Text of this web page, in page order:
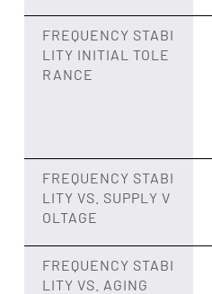
FREQUENCY STABI
LITY INITIAL TOLE
RANCE
FREQUENCY STABI
LITY VS. SUPPLY V
OLTAGE
FREQUENCY STABI
LITY VS. AGING